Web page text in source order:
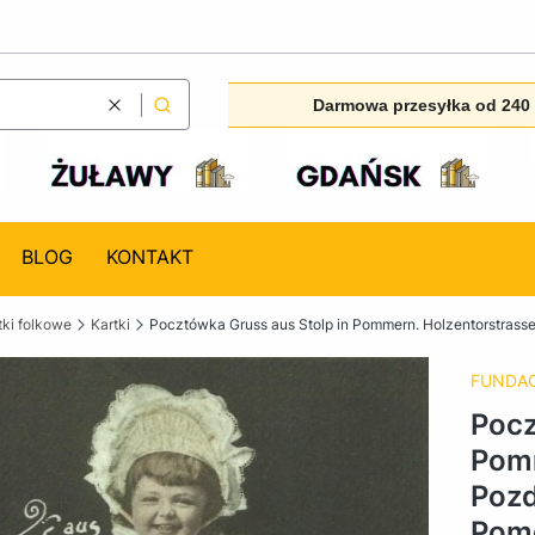
WyczyśćSzukaj Darmowa przesyłka od 240
BLOG KONTAKT
folkowe Kartki Pocztówka Gruss aus Stolp in Pommern.